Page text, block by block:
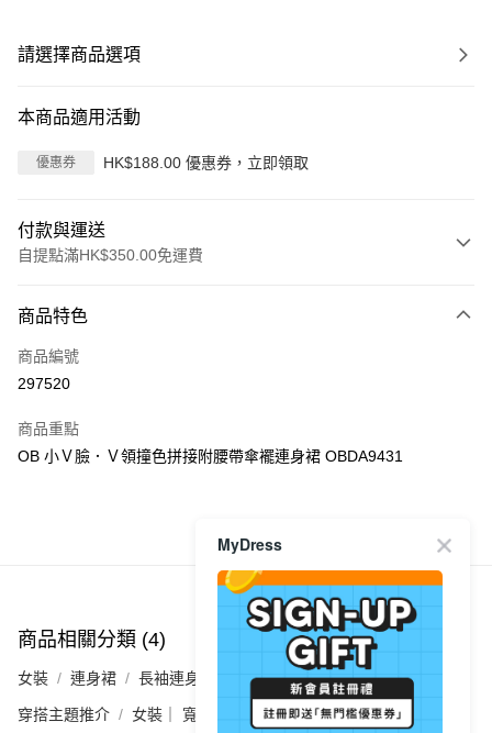
請選擇商品選項
本商品適用活動
優惠券 HK$188.00 優惠券，立即領取
付款與運送
自提點滿HK$350.00免運費
信用卡
Apple Pay
PayMe
每筆HK$40.00，滿HK$350.00或以上免運費
付款後順豐站及營業點
每筆HK$40.00，滿HK$350.00或以上免運費
付款後順豐合作便利店
商品特色
商品編號
297520
商品重點
OB 小Ｖ臉．Ｖ領撞色拼接附腰帶傘襬連身裙 OBDA9431
商品推薦
商品相關分類 (4)
女裝 連身裙 長袖連身裙
穿搭主題推介 女裝｜ 寬胯/粗腿通通隱形術🍐
MyDress